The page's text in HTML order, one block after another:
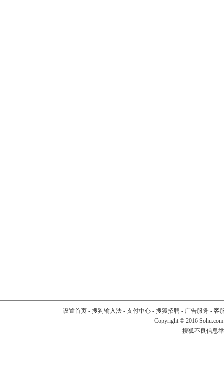
设置首页- 搜狗输入法- 支付中心- 搜狐招聘- 广告服务 - 客
Copyright © 2016
搜狐不良信息